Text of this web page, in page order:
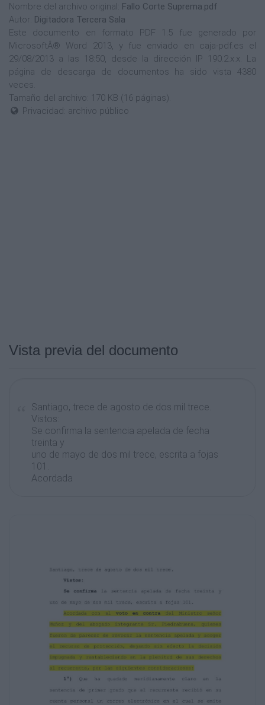
Nombre del archivo original: Fallo Corte Suprema.pdf
Autor: Digitadora Tercera Sala
Este documento en formato PDF 1.5 fue generado por
MicrosoftÂ® Word 2013, y fue enviado en caja-pdf.es el
29/08/2013 a las 18:50, desde la dirección IP 190.2.x.x. La
página de descarga de documentos ha sido vista 4380
veces.
Tamaño del archivo: 170 KB (16 páginas).
Privacidad: archivo público
Vista previa del documento
Santiago, trece de agosto de dos mil trece.
Vistos:
Se confirma la sentencia apelada de fecha
treinta y
uno de mayo de dos mil trece, escrita a fojas
101.
Acordada
Ministro
señor
Muñoz y del abogado integrante Sr.